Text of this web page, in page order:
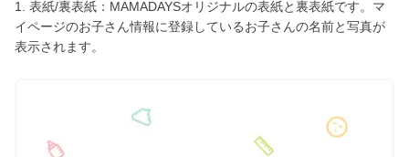
1. 表紙/裏表紙：MAMADAYSオリジナルの表紙と裏表紙です。マ
イページのお子さん情報に登録しているお子さんの名前と写真が
表示されます。